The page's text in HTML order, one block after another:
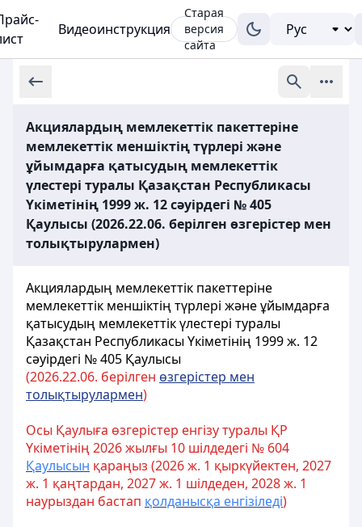
Видеоинструкция
Старая
версия
сайта
Акциялардың мемлекеттік пакеттеріне
мемлекеттік меншіктің түрлері және
ұйымдарға қатысудың мемлекеттік
үлестері туралы Қазақстан Республикасы
Үкіметінің 1999 ж. 12 сәуірдегі № 405
Қаулысы (2026.22.06. берілген өзгерістер мен
толықтырулармен)
Акциялардың мемлекеттік пакеттеріне
мемлекеттік меншіктің түрлері және ұйымдарға
қатысудың мемлекеттік үлестері туралы
Қазақстан Республикасы Үкіметінің 1999 ж. 12
сәуірдегі № 405 Қаулысы
(2026.22.06. берілген өзгерістер мен
толықтырулармен)
Осы Қаулыға өзгерістер енгізу туралы ҚР
Үкіметінің 2026 жылғы 10 шілдедегі № 604
Қаулысын қараңыз (2026 ж. 1 қыркүйектен, 2027
ж. 1 қаңтардан, 2027 ж. 1 шілдеден, 2028 ж. 1
наурыздан бастап қолданысқа енгізіледі)